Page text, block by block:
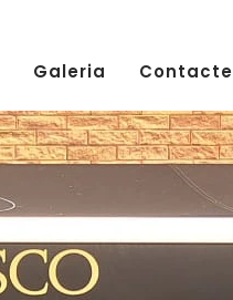
Galeria Contacte